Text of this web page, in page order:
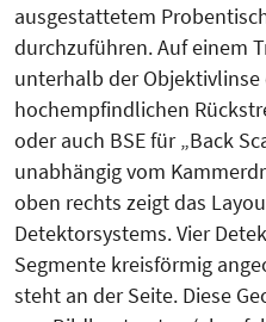
ausgestattetem
durchzuführen. Auf einem
unterhalb der Objektivlinse
hochempfindlichen
oder auch BSE für „Back
unabhängig vom
oben rechts zeigt das
Detektorsystems. Vier
Segmente kreisförmig
steht an der Seite. Diese